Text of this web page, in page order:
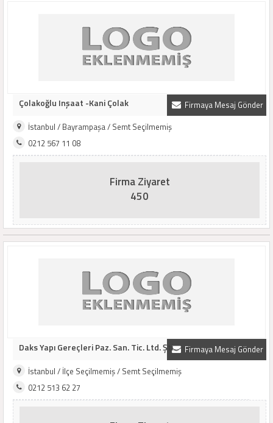
Firmaya Mesaj Gönder
Çolakoğlu Inşaat -Kani Çolak
İstanbul / Bayrampaşa / Semt Seçilmemiş
0212 567 11 08
Firma Ziyaret
450
Firmaya Mesaj Gönder
Daks Yapı Gereçleri Paz. San. Tic. Ltd. Şti...
İstanbul / İlçe Seçilmemiş / Semt Seçilmemiş
0212 513 62 27